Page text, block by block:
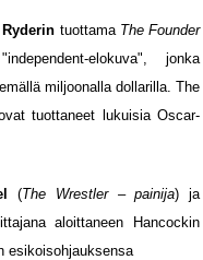
tuottama The Founder
elokuva", jonka
miljoonalla dollarilla. The
tuottaneet lukuisia Oscar-
(The Wrestler – painija) ja
aloittaneen Hancockin
esikoisohjauksensa